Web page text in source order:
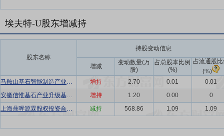
埃夫特-U股东增减持
股东名称
持股变动信息
增减
变动数量(万
股)
占总股本比例
(%)
占流通股
(%)
马鞍山基石智能制造产业基金合伙企业(有限合伙)
增持 2.70 0.01
0.01
安徽信惟基石产业升级基金合伙企业(有限合伙)
增持 1.20 0.00
0
上海鼎晖源霖股权投资合伙企业(有限合伙)
减持 568.86 1.09 1.09